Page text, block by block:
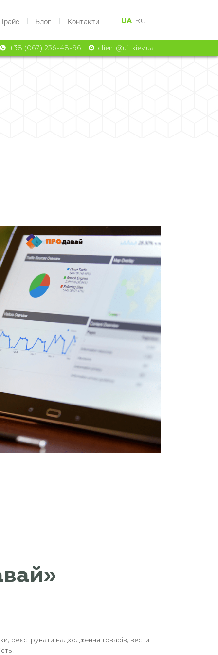
Блог Контакти UA RU
+38 (067) 236-48-96 client@uit.kiev.ua
реєструвати надходження товарів, вести